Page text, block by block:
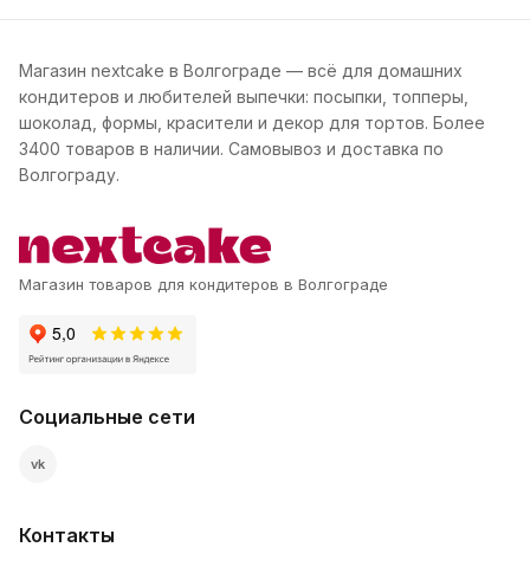
Магазин nextcake в Волгограде — всё для домашних
кондитеров и любителей выпечки: посыпки, топперы,
шоколад, формы, красители и декор для тортов. Более
3400 товаров в наличии. Самовывоз и доставка по
Волгограду.
Магазин товаров для кондитеров в Волгограде
Социальные сети
vk
Контакты